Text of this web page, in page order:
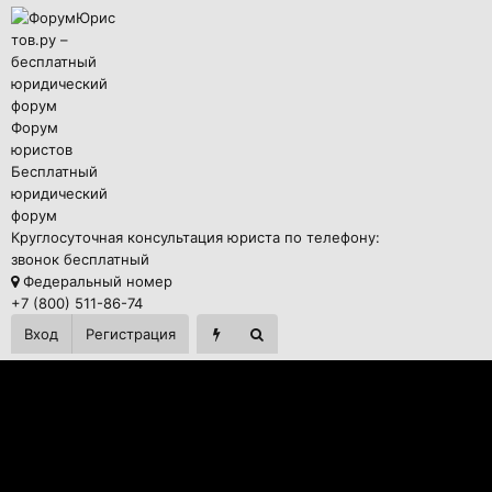
Форум
юристов
Бесплатный
юридический
форум
Круглосуточная консультация юриста по телефону:
звонок бесплатный
Федеральный номер
+7 (800) 511-86-74
Вход
Регистрация